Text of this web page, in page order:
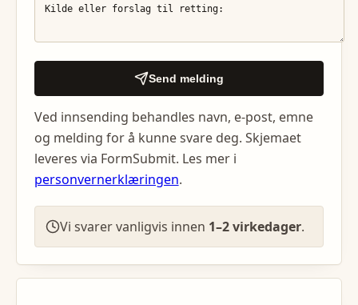
Send melding
Ved innsending behandles navn, e-post, emne
og melding for å kunne svare deg. Skjemaet
leveres via FormSubmit. Les mer i
personvernerklæringen.
Vi svarer vanligvis innen 1–2 virkedager.